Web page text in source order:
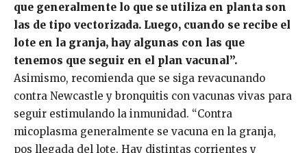
que generalmente lo que se utiliza en planta son
las de tipo vectorizada. Luego, cuando se recibe el
lote en la granja, hay algunas con las que
tenemos que seguir en el plan vacunal”.
Asimismo, recomienda que se siga revacunando
contra Newcastle y bronquitis con vacunas vivas para
seguir estimulando la inmunidad. “Contra
micoplasma generalmente se vacuna en la granja,
pos llegada del lote. Hay distintas corrientes y